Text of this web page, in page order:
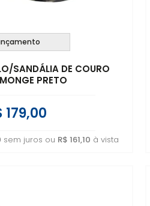
SANDÁLIA DE COURO
PRETO
179,00
sem juros ou R$ 161,10 à vista